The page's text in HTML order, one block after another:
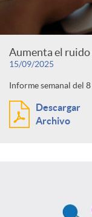
Aumenta el
15/09/2025
Informe semanal del
Descargar
Archivo